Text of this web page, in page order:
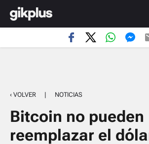
‹ VOLVER | NOTICIAS
Bitcoin no pueden
reemplazar el